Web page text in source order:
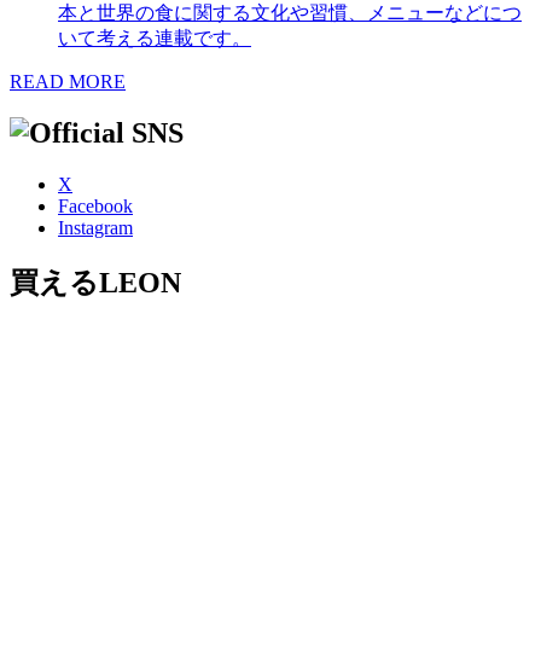
本と世界の食に関する文化や習慣、メニューなどにつ
いて考える連載です。
READ MORE
X
Facebook
Instagram
買えるLEON